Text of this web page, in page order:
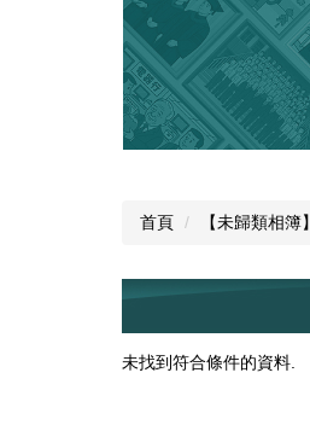
首頁 【未歸類相簿】
未找到符合條件的資料.